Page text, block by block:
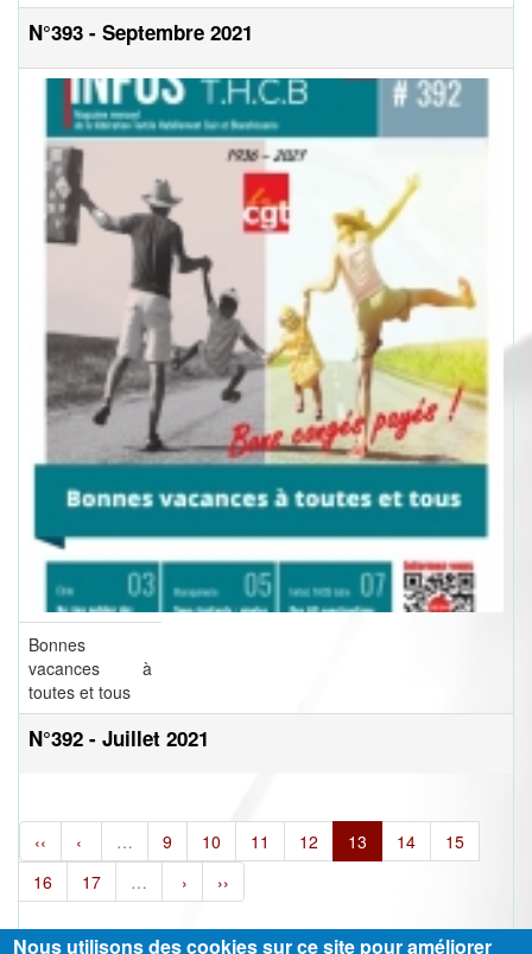
N°393 - Septembre 2021
Bonnes
vacances à
toutes et tous
N°392 - Juillet 2021
‹‹ ‹ … 9 10 11 12 13 14
15
16
17 … › ››
Nous utilisons des cookies sur ce site pour améliorer